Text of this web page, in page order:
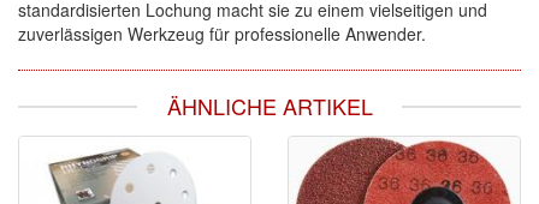
standardisierten Lochung macht sie zu einem vielseitigen und
zuverlässigen Werkzeug für professionelle Anwender.
ÄHNLICHE ARTIKEL